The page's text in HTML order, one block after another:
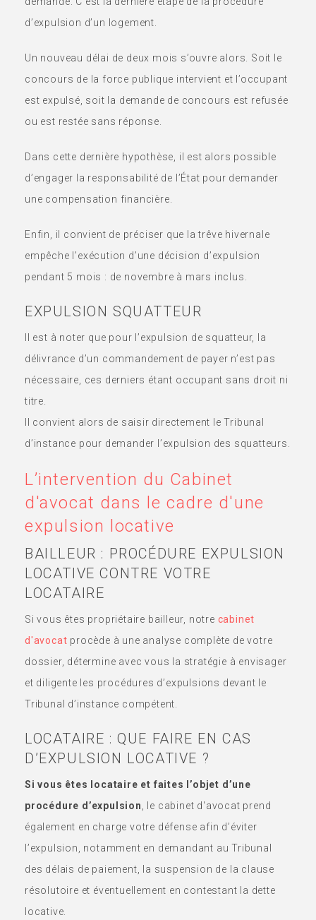
d’expulsion d’un logement.
Un nouveau délai de deux mois s’ouvre alors. Soit le
concours de la force publique intervient et l’occupant
est expulsé, soit la demande de concours est refusée
ou est restée sans réponse.
Dans cette dernière hypothèse, il est alors possible
d’engager la responsabilité de l’État pour demander
une compensation financière.
Enfin, il convient de préciser que la trêve hivernale
empêche l’exécution d’une décision d’expulsion
pendant 5 mois : de novembre à mars inclus.
EXPULSION SQUATTEUR
Il est à noter que pour l’expulsion de squatteur, la
délivrance d’un commandement de payer n’est pas
nécessaire, ces derniers étant occupant sans droit ni
titre.
Il convient alors de saisir directement le Tribunal
d’instance pour demander l’expulsion des squatteurs.
L’intervention du Cabinet
d'avocat dans le cadre d'une
expulsion locative
BAILLEUR : PROCÉDURE EXPULSION
LOCATIVE CONTRE VOTRE
LOCATAIRE
Si vous êtes propriétaire bailleur, notre cabinet
d'avocat procède à une analyse complète de votre
dossier, détermine avec vous la stratégie à envisager
et diligente les procédures d’expulsions devant le
Tribunal d’instance compétent.
LOCATAIRE : QUE FAIRE EN CAS
D’EXPULSION LOCATIVE ?
Si vous êtes locataire et faites l’objet d’une
procédure d’expulsion
, le cabinet d'avocat prend
également en charge votre défense afin d’éviter
l’expulsion, notamment en demandant au Tribunal
des délais de paiement, la suspension de la clause
résolutoire et éventuellement en contestant la dette
locative.